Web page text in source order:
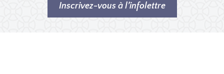
Inscrivez-vous à l’infolettre